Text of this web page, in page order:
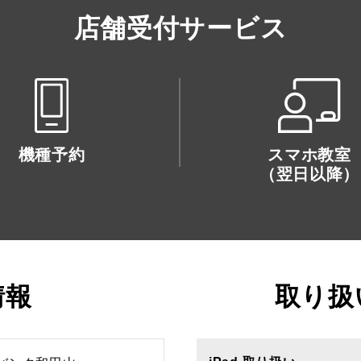
店舗受付サービス
機種予約
スマホ教室
（翌日以降）
取り